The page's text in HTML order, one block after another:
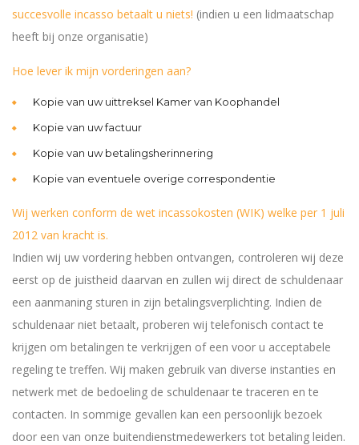
succesvolle incasso betaalt u niets! (indien u een lidmaatschap
heeft bij onze organisatie)
Hoe lever ik mijn vorderingen aan?
Kopie van uw uittreksel Kamer van Koophandel
Kopie van uw factuur
Kopie van uw betalingsherinnering
Kopie van eventuele overige correspondentie
Wij werken conform de wet incassokosten (WIK) welke per 1 juli
2012 van kracht is.
Indien wij uw vordering hebben ontvangen, controleren wij deze
eerst op de juistheid daarvan en zullen wij direct de schuldenaar
een aanmaning sturen in zijn betalingsverplichting. Indien de
schuldenaar niet betaalt, proberen wij telefonisch contact te
krijgen om betalingen te verkrijgen of een voor u acceptabele
regeling te treffen. Wij maken gebruik van diverse instanties en
netwerk met de bedoeling de schuldenaar te traceren en te
contacten. In sommige gevallen kan een persoonlijk bezoek
door een van onze buitendienstmedewerkers tot betaling leiden.